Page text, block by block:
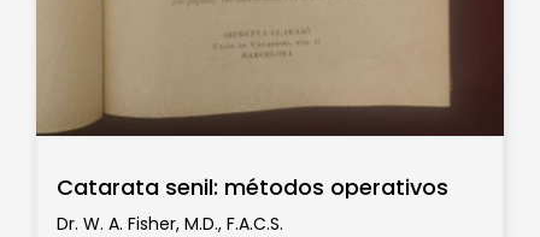
Catarata senil: métodos operativos
Dr. W. A. Fisher, M.D., F.A.C.S.